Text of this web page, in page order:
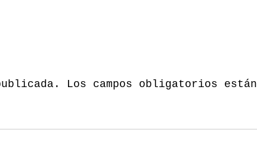
Los campos obligatorios están